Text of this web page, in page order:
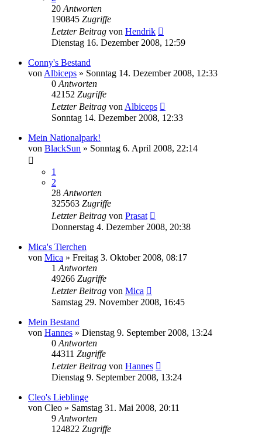
20 Antworten
190845 Zugriffe
Letzter Beitrag von Hendrik
Dienstag 16. Dezember 2008, 12:59
Conny's Bestand
von Albiceps » Sonntag 14. Dezember 2008, 12:33
0 Antworten
42152 Zugriffe
Letzter Beitrag von Albiceps
Sonntag 14. Dezember 2008, 12:33
Mein Nationalpark!
von BlackSun » Sonntag 6. April 2008, 22:14
1
2
28 Antworten
325563 Zugriffe
Letzter Beitrag von Prasat
Donnerstag 4. Dezember 2008, 20:38
Mica's Tierchen
von Mica » Freitag 3. Oktober 2008, 08:17
1 Antworten
49266 Zugriffe
Letzter Beitrag von Mica
Samstag 29. November 2008, 16:45
Mein Bestand
von Hannes » Dienstag 9. September 2008, 13:24
0 Antworten
44311 Zugriffe
Letzter Beitrag von Hannes
Dienstag 9. September 2008, 13:24
Cleo's Lieblinge
von Cleo » Samstag 31. Mai 2008, 20:11
9 Antworten
124822 Zugriffe